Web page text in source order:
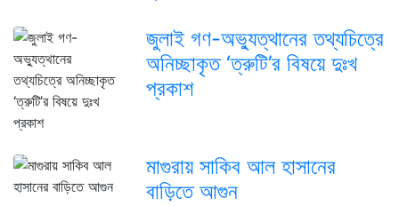
জুলাই গণ-অভ্যুত্থানের তথ্যচিত্রে
অনিচ্ছাকৃত ‘ত্রুটি’র বিষয়ে দুঃখ
প্রকাশ
মাগুরায় সাকিব আল হাসানের
বাড়িতে আগুন